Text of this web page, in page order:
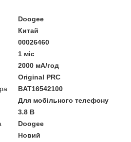
Doogee
Китай
00026460
1 міс
2000 мА/год
Original PRC
BAT16542100
Для мобільного телефону
3.8 В
Doogee
Новий